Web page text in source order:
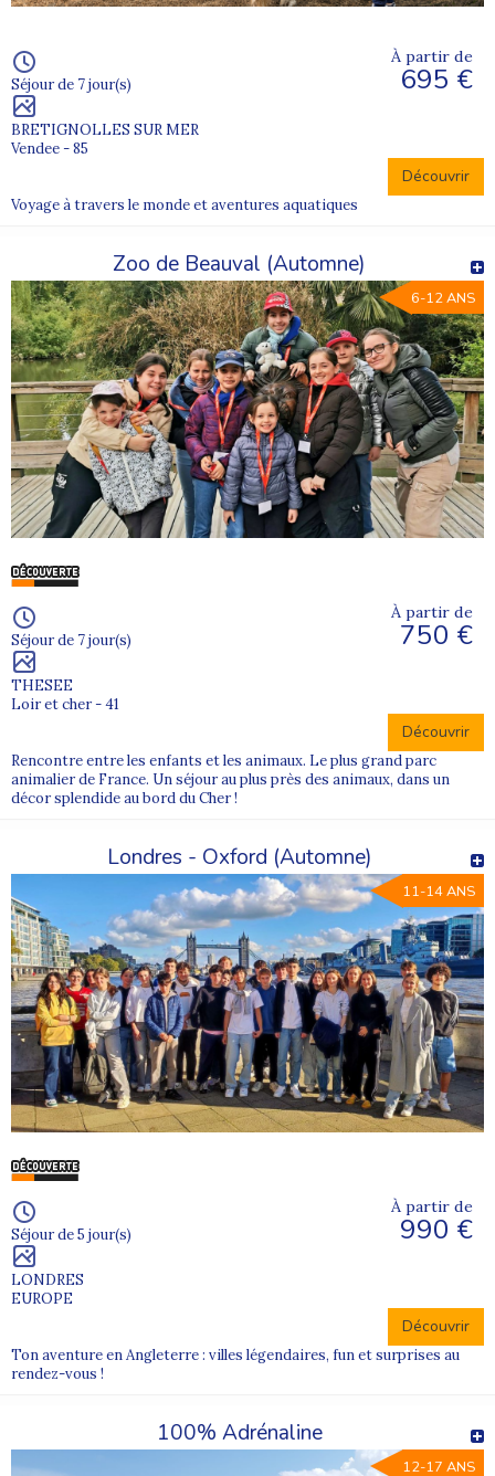
Séjour de 7 jour(s)
BRETIGNOLLES SUR MER
Vendee - 85
À partir de
695 €
Découvrir
Voyage à travers le monde et aventures aquatiques
Zoo de Beauval (Automne)
6-12 ANS
Séjour de 7 jour(s)
THESEE
Loir et cher - 41
À partir de
750 €
Découvrir
Rencontre entre les enfants et les animaux. Le plus grand parc
animalier de France. Un séjour au plus près des animaux, dans un
décor splendide au bord du Cher !
Londres - Oxford (Automne)
11-14 ANS
Séjour de 5 jour(s)
LONDRES
EUROPE
À partir de
990 €
Découvrir
Ton aventure en Angleterre : villes légendaires, fun et surprises au
rendez-vous !
100% Adrénaline
12-17 ANS